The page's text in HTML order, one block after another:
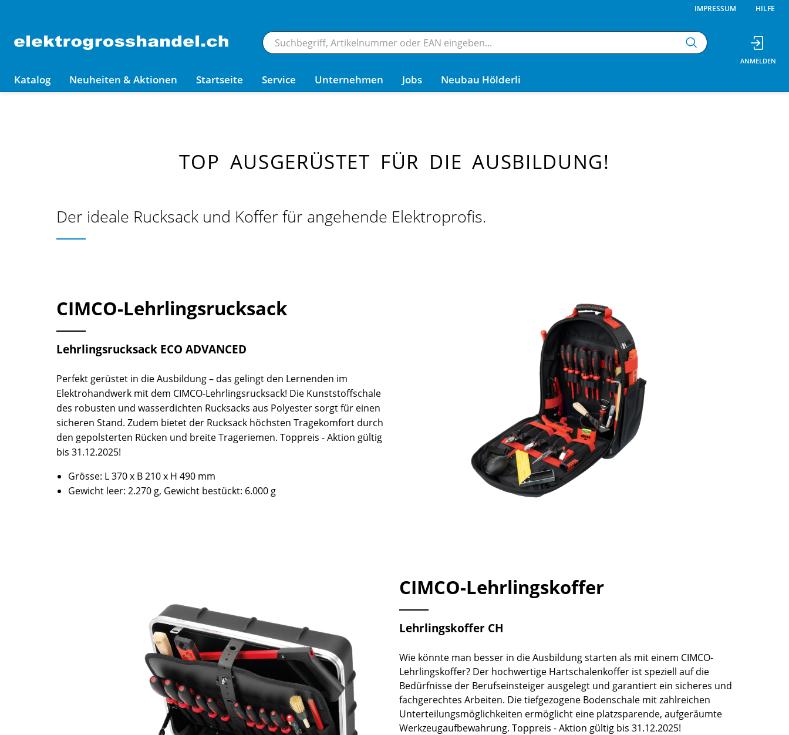
IMPRESSUM HILFE
Katalog Neuheiten & Aktionen Startseite Service Unternehmen Jobs Neubau Hölderli
TOP AUSGERÜSTET FÜR DIE AUSBILDUNG!
Der ideale Rucksack und Koffer für angehende Elektroprofis.
CIMCO-Lehrlingsrucksack
Lehrlingsrucksack ECO ADVANCED
Perfekt gerüstet in die Ausbildung – das gelingt den Lernenden im
Elektrohandwerk mit dem CIMCO-Lehrlingsrucksack! Die Kunststoffschale
des robusten und wasserdichten Rucksacks aus Polyester sorgt für einen
sicheren Stand. Zudem bietet der Rucksack höchsten Tragekomfort durch
den gepolsterten Rücken und breite Trageriemen. Toppreis - Aktion gültig
bis 31.12.2025!
Grösse: L 370 x B 210 x H 490 mm
Gewicht leer: 2.270 g, Gewicht bestückt: 6.000 g
CIMCO-Lehrlingskoffer
Lehrlingskoffer CH
Wie könnte man besser in die Ausbildung starten als mit einem CIMCO-
Lehrlingskoffer? Der hochwertige Hartschalenkoffer ist speziell auf die
Bedürfnisse der Berufseinsteiger ausgelegt und garantiert ein sicheres und
fachgerechtes Arbeiten. Die tiefgezogene Bodenschale mit zahlreichen
Unterteilungsmöglichkeiten ermöglicht eine platzsparende, aufgeräumte
Werkzeugaufbewahrung. Toppreis - Aktion gültig bis 31.12.2025!